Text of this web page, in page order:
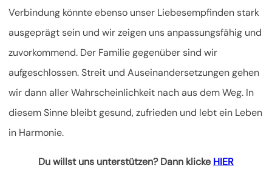
Verbindung könnte ebenso unser Liebesempfinden stark
ausgeprägt sein und wir zeigen uns anpassungsfähig und
zuvorkommend. Der Familie gegenüber sind wir
aufgeschlossen. Streit und Auseinandersetzungen gehen
wir dann aller Wahrscheinlichkeit nach aus dem Weg. In
diesem Sinne bleibt gesund, zufrieden und lebt ein Leben
in Harmonie.
Du willst uns unterstützen? Dann klicke HIER